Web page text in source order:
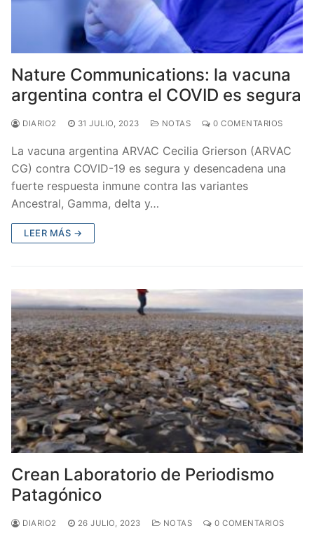
Nature Communications: la vacuna
argentina contra el COVID es segura
DIARIO2 31 JULIO, 2023 NOTAS 0 COMENTARIOS
La vacuna argentina ARVAC Cecilia Grierson (ARVAC
CG) contra COVID-19 es segura y desencadena una
fuerte respuesta inmune contra las variantes
Ancestral, Gamma, delta y…
LEER MÁS →
Crean Laboratorio de Periodismo
Patagónico
DIARIO2 26 JULIO, 2023 NOTAS 0 COMENTARIOS